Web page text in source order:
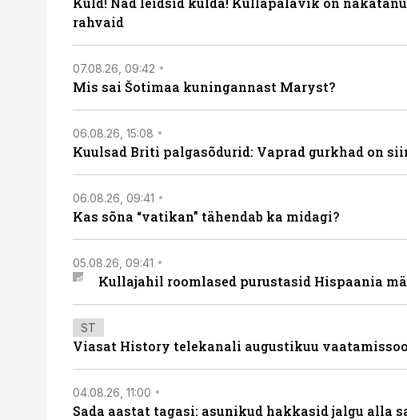
rahvaid
07.08.26, 09:42
Mis sai Šotimaa kuningannast Maryst?
06.08.26, 15:08
Kuulsad Briti palgasõdurid: Vaprad gurkhad on
06.08.26, 09:41
Kas sõna “vatikan” tähendab ka midagi?
05.08.26, 09:41
Kullajahil roomlased purustasid Hispaania
ST
Viasat History telekanali augustikuu
04.08.26, 11:00
Sada aastat tagasi: asunikud hakkasid jalgu alla